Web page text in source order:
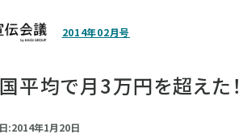
2014年02月号
平均で月3万円を超えた
:2014年1月20日